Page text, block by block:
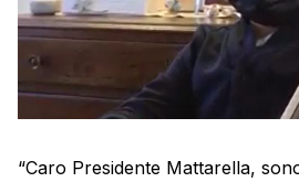
“Caro Presidente Mattarella,